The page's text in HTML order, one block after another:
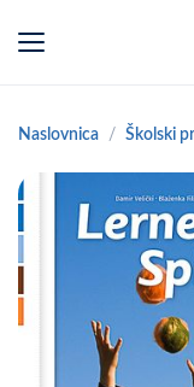
Naslovnica Školski